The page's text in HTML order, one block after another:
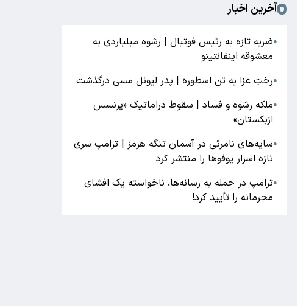
آخرین اخبار
●ضربه تازه به رئیس فوتبال | رشوه میلیاردی به
معشوقه اینفانتینو
●رختِ عزا به تن اسطوره | پدر لیونل مسی درگذشت
●ملکه رشوه و فساد | سقوط دراماتیک «پرنسس
ازبکستان»
●سایه‌های نامرئی در آسمان تنگه هرمز | ترامپ سری
تازه اسرار یوفوها را منتشر کرد
●ترامپ در حمله‌ به رسانه‌ها، ناخواسته یک افشای
محرمانه را تأیید کرد!